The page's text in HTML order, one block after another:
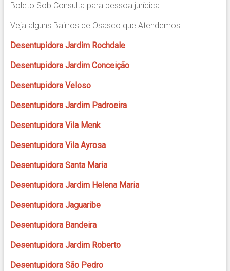
Boleto Sob Consulta para pessoa jurídica.
Veja alguns Bairros de Osasco que Atendemos:
Desentupidora Jardim Rochdale
Desentupidora Jardim Conceição
Desentupidora Veloso
Desentupidora Jardim Padroeira
Desentupidora Vila Menk
Desentupidora Vila Ayrosa
Desentupidora Santa Maria
Desentupidora Jardim Helena Maria
Desentupidora Jaguaribe
Desentupidora Bandeira
Desentupidora Jardim Roberto
Desentupidora São Pedro